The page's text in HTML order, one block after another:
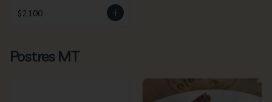
$2.100
Postres MT